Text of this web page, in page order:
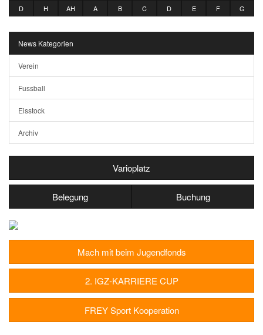
D H AH A B C D E F G
News Kategorien
Verein
Fussball
Eisstock
Archiv
Varioplatz
Belegung Buchung
Mach mit beim Jugendfonds
2. IGZ-KARRIERE CUP
FREY Sport Kooperation